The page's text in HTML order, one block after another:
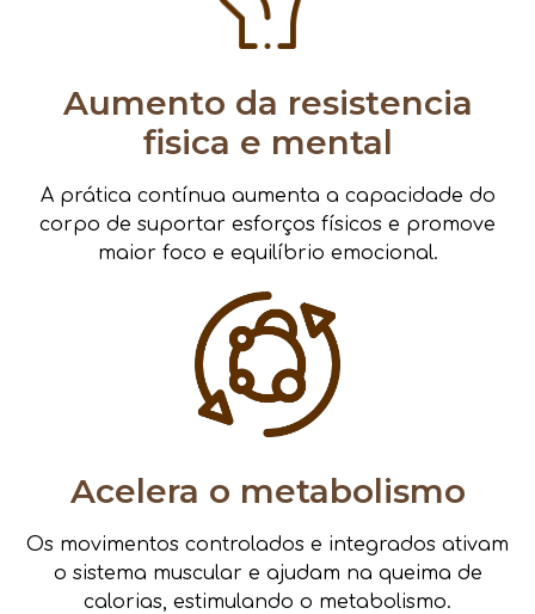
Aumento da resistencia
fisica e mental
A prática contínua aumenta a capacidade do
corpo de suportar esforços físicos e promove
maior foco e equilíbrio emocional.
Acelera o metabolismo
Os movimentos controlados e integrados ativam
o sistema muscular e ajudam na queima de
calorias, estimulando o metabolismo.